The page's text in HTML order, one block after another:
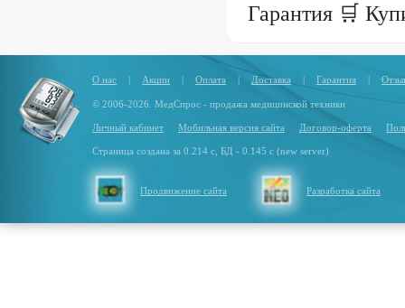
Гарантия 🛒
О нас | Акции | Оплата | Доставка | Гарантия |
© 2006-2026. МедСпрос - продажа медицинской техники
Личный кабинет Мобильная версия сайта Договор-оферта
Страница создана за 0.214 с, БД - 0.145 с (new server)
Продвижение сайта Разработка сайта